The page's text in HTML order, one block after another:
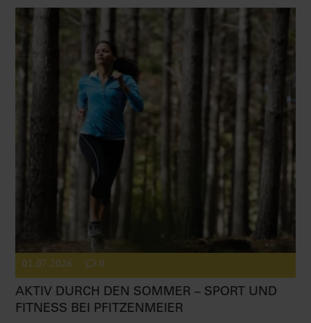
01.07.2026 0
AKTIV DURCH DEN SOMMER – SPORT UND
FITNESS BEI PFITZENMEIER